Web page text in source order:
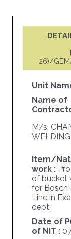
26)/
Unit
Name of
M/s.
WELDING
Item/
work :
of bucket
for Bosch
Line in
dept.
Date of
of NIT :